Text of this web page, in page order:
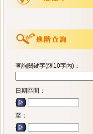
查詢關鍵字(限10字內)：
日期區間：
至：